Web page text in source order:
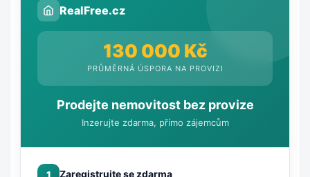
RealFree.cz
130 000 Kč
PRŮMĚRNÁ ÚSPORA NA PROVIZI
Prodejte nemovitost bez provize
Inzerujte zdarma, přímo zájemcům
1 Zaregistrujte se zdarma